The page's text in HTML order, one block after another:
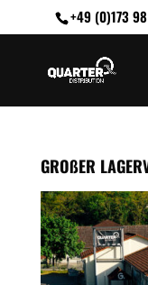
+49 (0)173
GROßER